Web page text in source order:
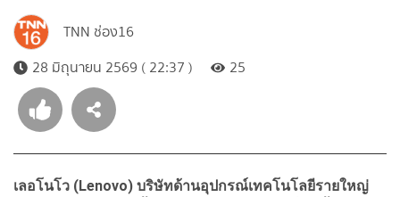
TNN ช่อง16
28 มิถุนายน 2569 ( 22:37 )
25
เลอโนโว (Lenovo) บริษัทด้านอุปกรณ์เทคโนโลยีรายใหญ่